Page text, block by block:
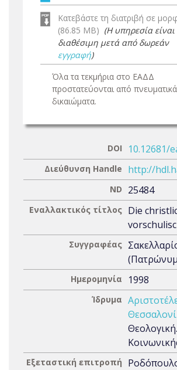
Κατεβάστε τη διατριβή σε
(86.85 MB) (Η υπηρεσία είναι
διαθέσιμη μετά από δωρεάν
εγγραφή)
Όλα τα τεκμήρια στο ΕΑΔΔ
προστατεύονται από πνευματικά
δικαιώματα.
DOI 10.12681/
Διεύθυνση Handle http://
ND 25484
Εναλλακτικός τίτλος Die
Συγγραφέας
Ημερομηνία 1998
Ίδρυμα
Εξεταστική επιτροπή